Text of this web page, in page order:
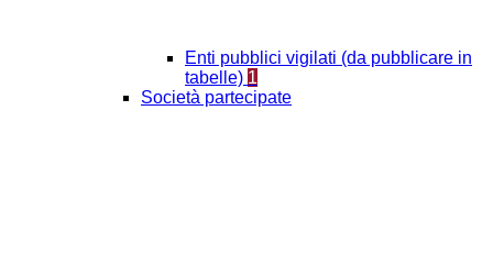
Enti pubblici vigilati (da pubblicare in
tabelle) 1
Società partecipate